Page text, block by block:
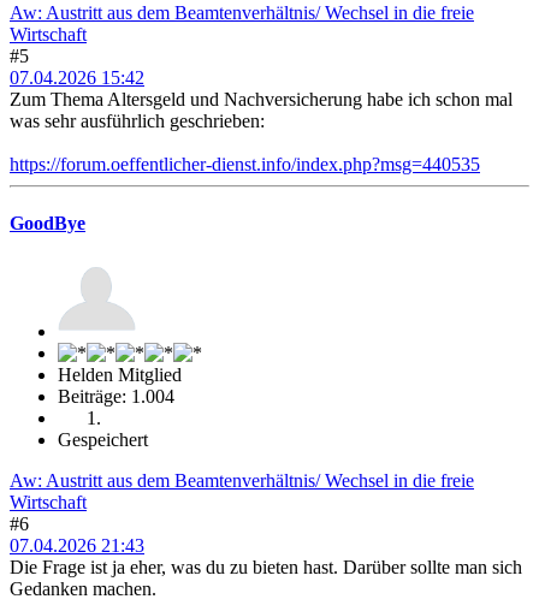
Aw: Austritt aus dem Beamtenverhältnis/ Wechsel in die freie
Wirtschaft
#5
07.04.2026 15:42
Zum Thema Altersgeld und Nachversicherung habe ich schon mal
was sehr ausführlich geschrieben:
https://forum.oeffentlicher-dienst.info/index.php?msg=440535
GoodBye
Helden Mitglied
Beiträge: 1.004
Gespeichert
Aw: Austritt aus dem Beamtenverhältnis/ Wechsel in die freie
Wirtschaft
#6
07.04.2026 21:43
Die Frage ist ja eher, was du zu bieten hast. Darüber sollte man sich
Gedanken machen.